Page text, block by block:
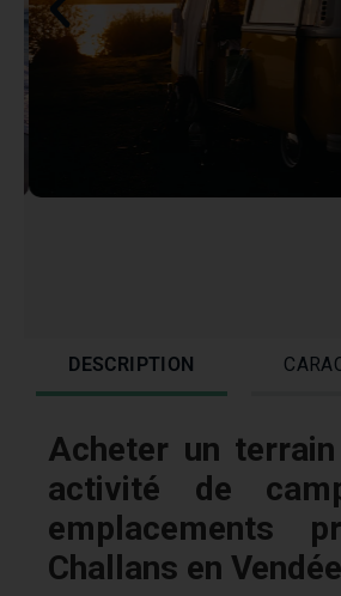
DESCRIPTION
Acheter un
activité de
emplacements
Challans en